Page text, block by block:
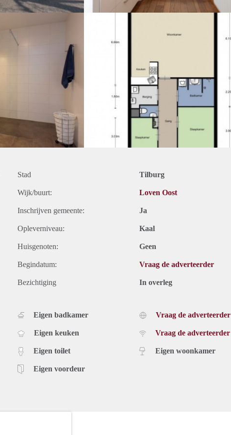
Stad Tilburg
Wijk/buurt: Loven Oost
Inschrijven gemeente: Ja
Opleverniveau: Kaal
Huisgenoten: Geen
Begindatum: Vraag de adverteerder
Bezichtiging In overleg
Eigen badkamer
Eigen keuken
Eigen toilet
Eigen voordeur
Vraag de adverteerder
Vraag de adverteerder
Eigen woonkamer